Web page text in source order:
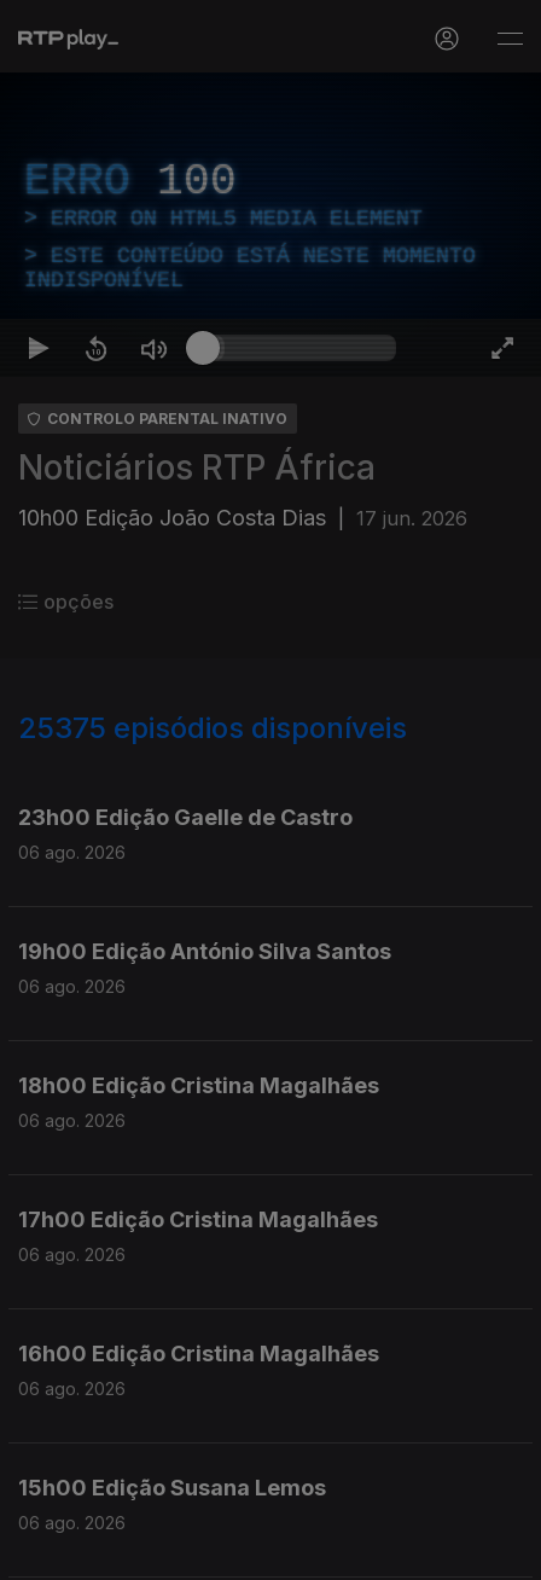
ERRO 100
ERROR ON HTML5 MEDIA ELEMENT
ESTE CONTEÚDO ESTÁ NESTE MOMENTO
INDISPONÍVEL
CONTROLO PARENTAL INATIVO
Noticiários RTP África
10h00 Edição João Costa Dias 17 jun. 2026
opções
25375 episódios disponíveis
23h00 Edição Gaelle de Castro
06 ago. 2026
19h00 Edição António Silva Santos
06 ago. 2026
18h00 Edição Cristina Magalhães
06 ago. 2026
17h00 Edição Cristina Magalhães
06 ago. 2026
16h00 Edição Cristina Magalhães
06 ago. 2026
15h00 Edição Susana Lemos
06 ago. 2026